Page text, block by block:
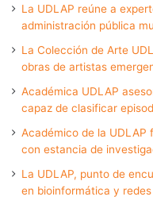
La UDLAP reúne a
administración pública
La Colección de Arte
obras de artistas
Académica UDLAP
capaz de clasificar
Académico de la
con estancia de
La UDLAP, punto de
en bioinformática y